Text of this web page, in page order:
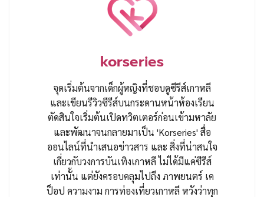
korseries
จุดเริ่มต้นจากเด็กผู้หญิงที่ชอบดูซีรีส์เกาหลี
และเขียนรีวิวซีรีส์บนกระดานหน้าห้องเรียน
ตัดสินใจเริ่มต้นเปิดทวิตเตอร์ก่อนเข้ามหาลัย
และพัฒนาจนกลายมาเป็น 'Korseries' สื่อ
ออนไลน์ที่นำเสนอข่าวสาร และ สิ่งที่น่าสนใจ
เกี่ยวกับวงการบันเทิงเกาหลี ไม่ได้มีแค่ซีรีส์
เท่านั้น แต่ยังครอบคลุมไปถึง ภาพยนตร์ เค
ป็อป ความงาม การท่องเที่ยวเกาหลี หวังว่าทุก